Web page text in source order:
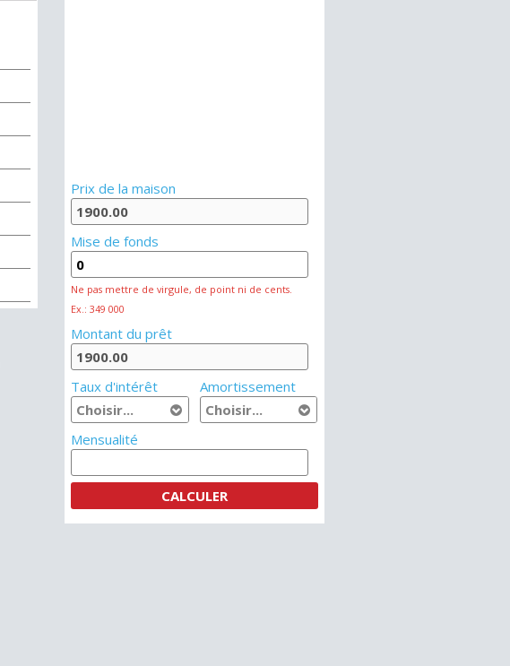
Prix de la maison
Mise de fonds
Ne pas mettre de virgule, de point ni de cents.
Ex.: 349 000
Montant du prêt
Taux d'intérêt Amortissement
Mensualité